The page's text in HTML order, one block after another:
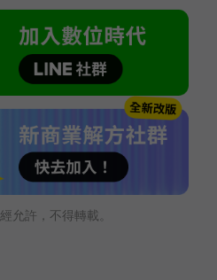
允許，不得轉載。